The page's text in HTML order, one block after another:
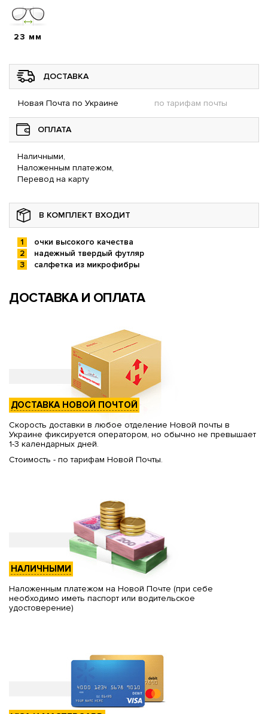
23 мм
ДОСТАВКА
Новая Почта по Украине по тарифам почты
ОПЛАТА
Наличными,
Наложенным платежом,
Перевод на карту
В КОМПЛЕКТ ВХОДИТ
очки высокого качества
надежный твердый футляр
салфетка из микрофибры
ДОСТАВКА И ОПЛАТА
ДОСТАВКА НОВОЙ ПОЧТОЙ
Скорость доставки в любое отделение Новой почты в
Украине фиксируется оператором, но обычно не превышает
1-3 календарных дней.
Стоимость - по тарифам Новой Почты.
НАЛИЧНЫМИ
Наложенным платежом на Новой Почте (при себе
необходимо иметь паспорт или водительское
удостоверение)